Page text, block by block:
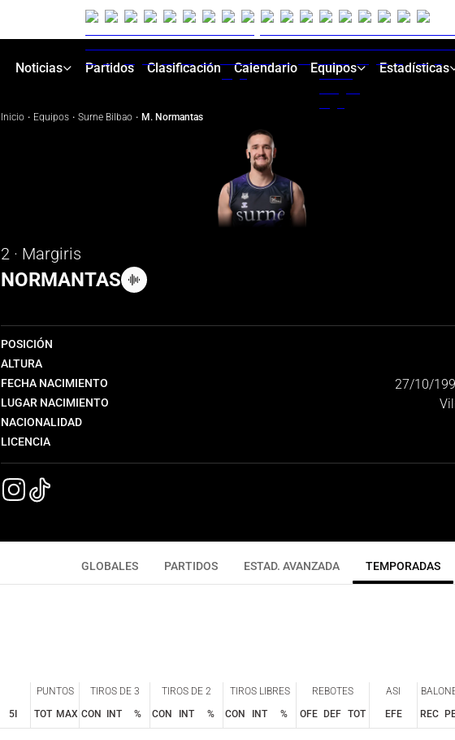
Noticias Partidos Clasificación Calendario Equipos Estadísticas
Inicio · Equipos · Surne Bilbao · M. Normantas
2 · Margiris
NORMANTAS
POSICIÓN
ALTURA
FECHA NACIMIENTO 27/10/
LUGAR NACIMIENTO
NACIONALIDAD
LICENCIA
GLOBALES PARTIDOS ESTAD. AVANZADA TEMPORADAS
5I
PUNTOS TIROS DE 3 TIROS DE 2 TIROS LIBRES REBOTES ASI
TOT MAX CON INT % CON INT % CON INT % OFE DEF TOT EFE REC